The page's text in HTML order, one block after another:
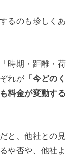
るのも珍しくあ
時期・距離・荷
れが 「今どのく
料金が変動する
と、他社との見
や否や、他社よ